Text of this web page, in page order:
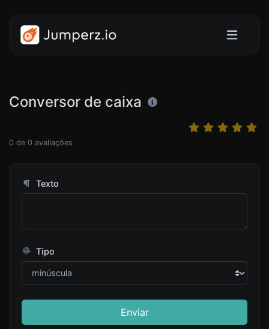
Conversor de caixa
0 de 0 avaliações
Texto
Tipo
Enviar